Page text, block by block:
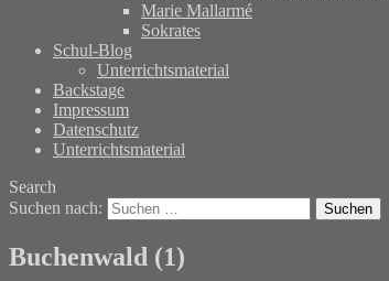
Marie Mallarmé
Sokrates
Schul-Blog
Unterrichtsmaterial
Backstage
Impressum
Datenschutz
Unterrichtsmaterial
Search
Suchen nach:
Buchenwald (1)